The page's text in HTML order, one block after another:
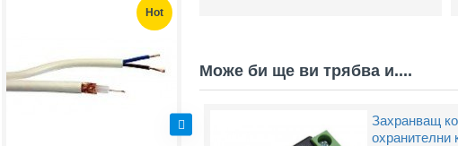
Hot
Може би ще ви трябва и....
Захранващ
охранителни